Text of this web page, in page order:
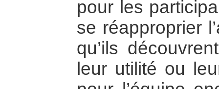
pour les
se réapproprier
qu’ils
leur utilité ou